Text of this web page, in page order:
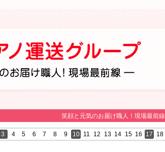
笑顔と元気のお届け職人！現場最前線
3 4 5 6 7 8 9 10 11 12 13 14 15 16 17 18